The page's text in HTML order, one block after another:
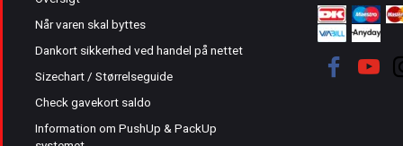
Når varen skal byttes
Dankort sikkerhed ved handel på nettet
Sizechart / Størrelseguide
Check gavekort saldo
Information om PushUp & PackUp